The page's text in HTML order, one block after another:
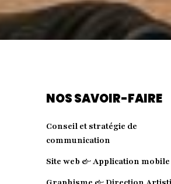
NOS SAVOIR-FAIRE
Conseil et stratégie de
communication
Site web & Application mobile